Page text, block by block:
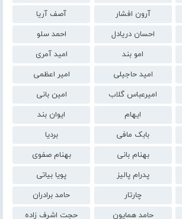
آرون افشار
آصف آریا
احسان دریادل
احمد سلو
امو بند
امید آمری
امید حاجیلی
امیر اعظمی
امیرعباس گلاب
امین بانی
ایهام
ایوان بند
بابک مافی
بردیا
بهنام بانی
بهنام صفوی
پدرام پالیز
پویا بیاتی
چارتار
حامد برادران
حامد همایون
حجت اشرف زاده